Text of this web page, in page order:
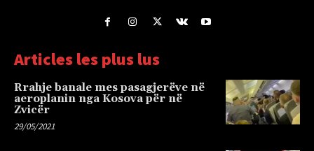
Articles les plus lus
Rrahje banale mes pasagjerëve në
aeroplanin nga Kosova për në
Zvicër
29/05/2021